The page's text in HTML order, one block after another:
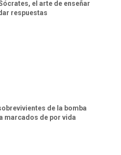
el arte de enseñar
respuestas
de la bomba
marcados de por vida